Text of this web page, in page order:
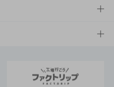
ナビリティ経営